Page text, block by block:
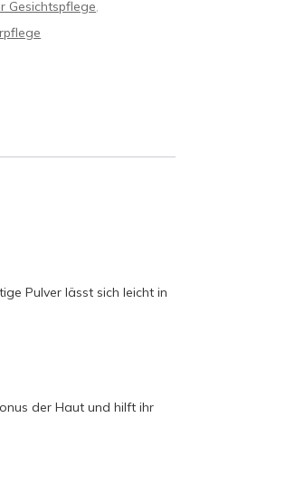
Gesichtspflege,
Pulver lässt sich leicht in
der Haut und hilft ihr